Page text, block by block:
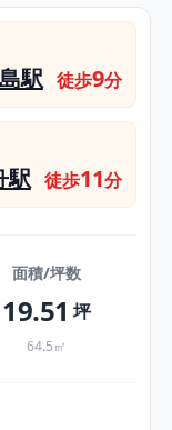
駅 徒歩9分
駅 徒歩11分
面積/坪数
19.51 坪
64.5㎡